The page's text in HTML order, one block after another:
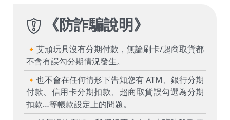
《防詐騙說明》
🔸艾頑玩具沒有分期付款，無論刷卡/超商取貨都
不會有誤勾分期情況發生。
🔸也不會在任何情形下告知您有 ATM、銀行分期
付款、信用卡分期扣款、超商取貨誤勾選為分期
扣款…等帳款設定上的問題。